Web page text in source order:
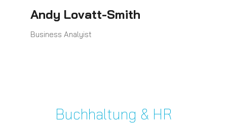
Andy Lovatt-Smith
Business Analyist
Buchhaltung & HR